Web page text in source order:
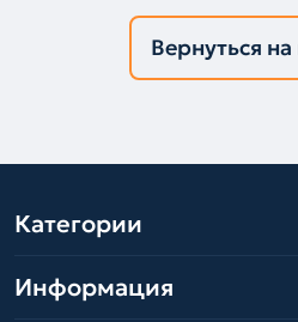
Вернуться
Категории
Информация